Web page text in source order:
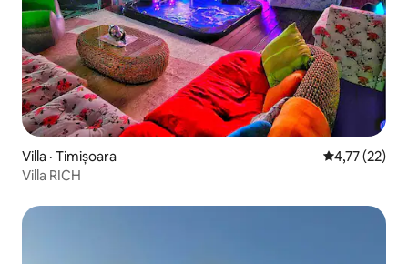
Villa · Timișoara Note
4,77 (22)
Villa RICH